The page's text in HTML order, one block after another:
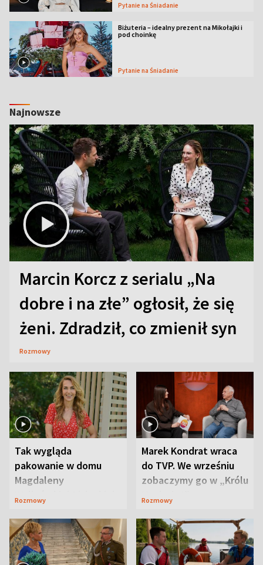
Pytanie na Śniadanie
Biżuteria – idealny prezent na Mikołajki i
pod choinkę
Pytanie na Śniadanie
Najnowsze
Marcin Korcz z serialu „Na
dobre i na złe” ogłosił, że się
żeni. Zdradził, co zmienił syn
Rozmowy
Tak wygląda
pakowanie w domu
Magdaleny
Waligórskiej-Lisieckiej.
Rozmowy
Marek Kondrat wraca
do TVP. We wrześniu
zobaczymy go w „Królu
Maciusiu I”
Rozmowy